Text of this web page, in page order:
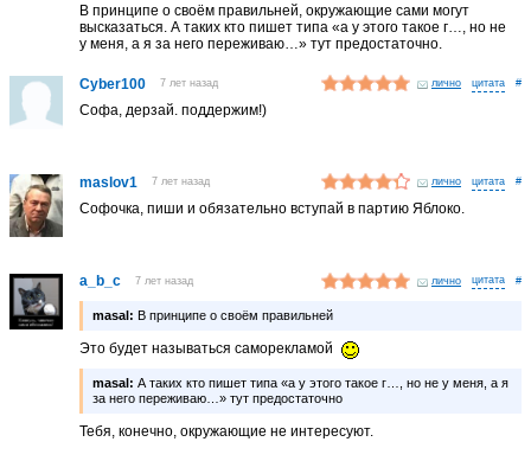
В принципе о своём правильней, окружающие сами могут
высказаться. А таких кто пишет типа «а у этого такое г…, но не
у меня, а я за него переживаю…» тут предостаточно.
Cyber100 7 лет назад лично #
Софа, дерзай. поддержим!)
maslov1 7 лет назад лично #
Софочка, пиши и обязательно вступай в партию Яблоко.
a_b_c 7 лет назад лично #
masal: В принципе о своём правильней
Это будет называться саморекламой
masal: А таких кто пишет типа «а у этого такое г…, но не у меня, а я
за него переживаю…» тут предостаточно
Тебя, конечно, окружающие не интересуют.